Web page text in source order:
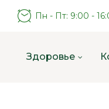
Пн - Пт: 9:00 -
Здоровье